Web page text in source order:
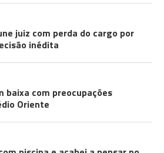
juiz com perda do cargo por
inédita
baixa com preocupações
Oriente